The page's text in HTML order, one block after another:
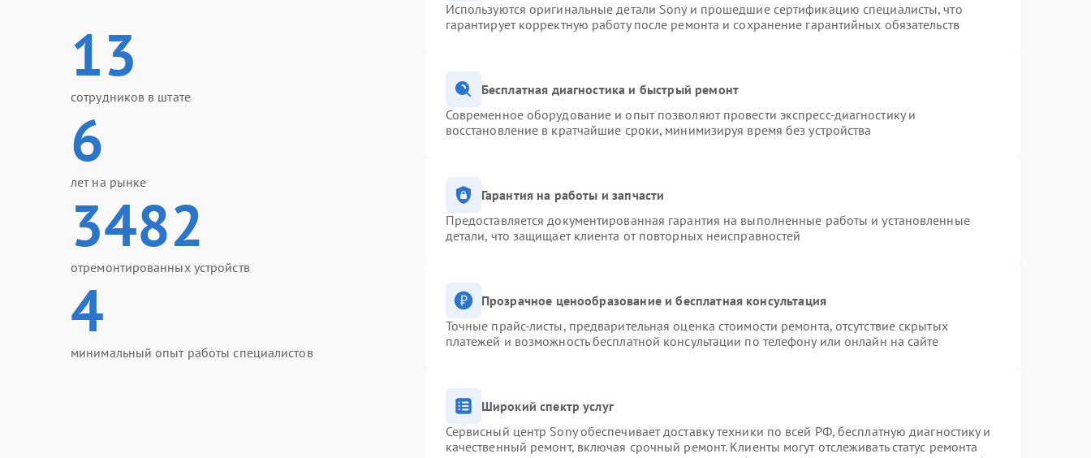
13
сотрудников в штате
6
лет на рынке
3482
отремонтированных устройств
4
минимальный опыт работы специалистов
Используются оригинальные детали Sony и прошедшие сертификацию специалисты, что
гарантирует корректную работу после ремонта и сохранение гарантийных обязательств
Бесплатная диагностика и быстрый ремонт
Современное оборудование и опыт позволяют провести экспресс-диагностику и
восстановление в кратчайшие сроки, минимизируя время без устройства
Гарантия на работы и запчасти
Предоставляется документированная гарантия на выполненные работы и установленные
детали, что защищает клиента от повторных неисправностей
Прозрачное ценообразование и бесплатная консультация
Точные прайс-листы, предварительная оценка стоимости ремонта, отсутствие скрытых
платежей и возможность бесплатной консультации по телефону или онлайн на сайте
Широкий спектр услуг
Сервисный центр Sony обеспечивает доставку техники по всей РФ, бесплатную диагностику и
качественный ремонт, включая срочный ремонт. Клиенты могут отслеживать статус ремонта